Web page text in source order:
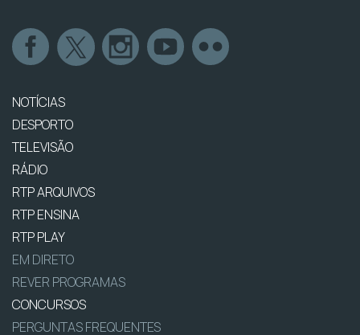
NOTÍCIAS
DESPORTO
TELEVISÃO
RÁDIO
RTP ARQUIVOS
RTP ENSINA
RTP PLAY
EM DIRETO
REVER PROGRAMAS
CONCURSOS
PERGUNTAS FREQUENTES